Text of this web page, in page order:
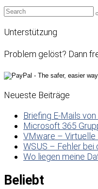
Unterstützung
Problem gelöst? Dann
Neueste Beiträge
Briefing E-Mails
Microsoft 365
VMware –
WSUS – Fehler bei
Wo liegen meine
Beliebt